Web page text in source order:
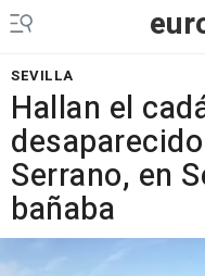
SEVILLA
Hallan el
Serrano, en
bañaba